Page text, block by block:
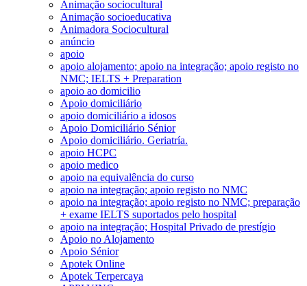
Animação sociocultural
Animação socioeducativa
Animadora Sociocultural
anúncio
apoio
apoio alojamento; apoio na integração; apoio registo no
NMC; IELTS + Preparation
apoio ao domicilio
Apoio domiciliário
apoio domiciliário a idosos
Apoio Domiciliário Sénior
Apoio domiciliário. Geriatría.
apoio HCPC
apoio medico
apoio na equivalência do curso
apoio na integração; apoio registo no NMC
apoio na integração; apoio registo no NMC; preparação
+ exame IELTS suportados pelo hospital
apoio na integração; Hospital Privado de prestígio
Apoio no Alojamento
Apoio Sénior
Apotek Online
Apotek Terpercaya